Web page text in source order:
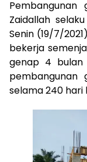
Zaidallah
Senin (19/7/
bekerja
genap 4 bulan
pembangunan
selama 240 hari